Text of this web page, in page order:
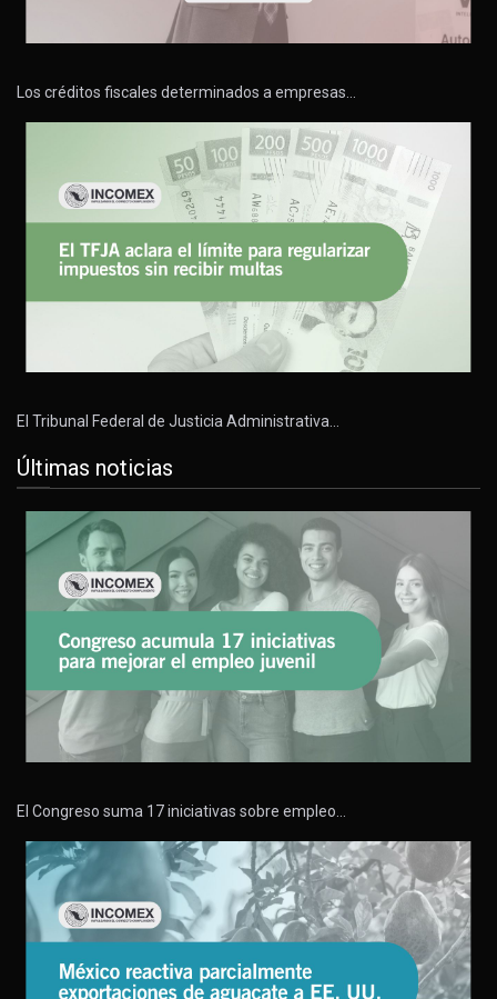
Los créditos fiscales determinados a empresas…
El Tribunal Federal de Justicia Administrativa…
Últimas noticias
El Congreso suma 17 iniciativas sobre empleo…